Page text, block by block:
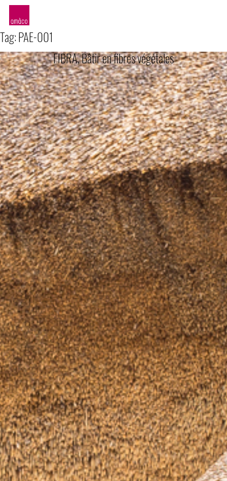
Tag:PAE-001
FIBRA, Bâtir en fibres végétales